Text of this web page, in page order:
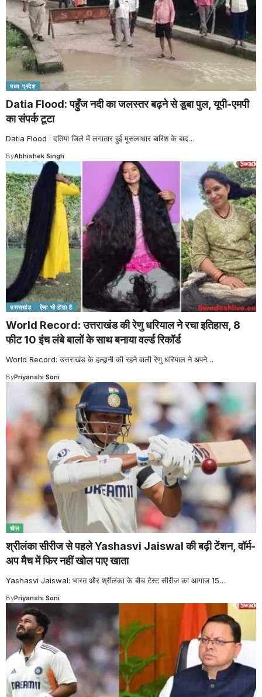
मध्य प्रदेश
Datia Flood: पहुँज नदी का जलस्तर बढ़ने से डूबा पुल, यूपी-एमपी
का संपर्क टूटा
Datia Flood : दतिया जिले में लगातार हुई मूसलाधार बारिश के बाद…
ByAbhishek Singh
उत्तराखंड ऐसा भी होता है
World Record: उत्तराखंड की रेणु धरियाल ने रचा इतिहास, 8
फीट 10 इंच लंबे बालों के साथ बनाया वर्ल्ड रिकॉर्ड
World Record: उत्तराखंड के हल्द्वानी की रहने वाली रेणु धरियाल ने अपने…
ByPriyanshi Soni
खेल
श्रीलंका सीरीज से पहले Yashasvi Jaiswal की बढ़ी टेंशन, वॉर्म-
अप मैच में फिर नहीं खोल पाए खाता
Yashasvi Jaiswal: भारत और श्रीलंका के बीच टेस्ट सीरीज का आगाज 15…
ByPriyanshi Soni